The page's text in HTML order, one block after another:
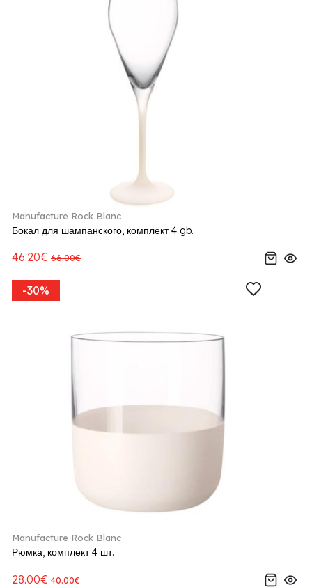
Manufacture Rock Blanc
Бокал для шампанского, комплект 4 gb.
46.20€ 66.00€
-30%
Manufacture Rock Blanc
Рюмка, комплект 4 шт.
28.00€ 40.00€